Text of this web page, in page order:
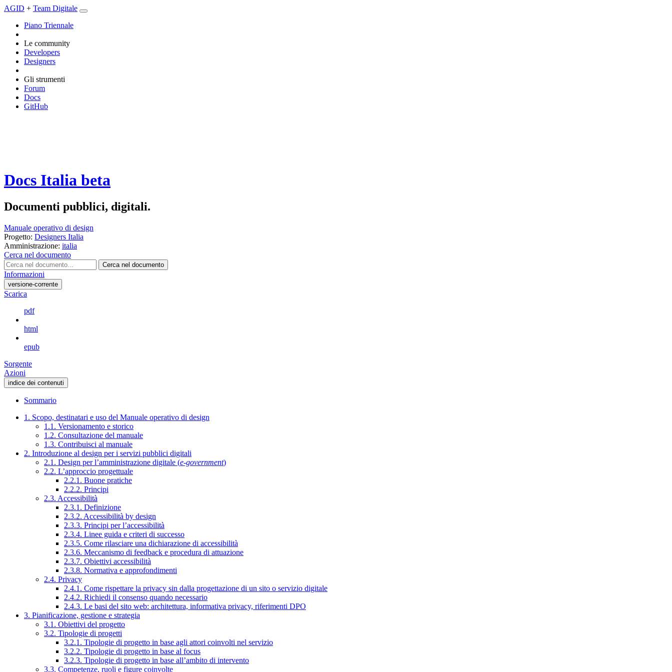
AGID + Team Digitale
Piano Triennale
Le community
Developers
Designers
Gli strumenti
Forum
Docs
GitHub
Docs Italia beta
Documenti pubblici, digitali.
Manuale operativo di design
Progetto: Designers Italia
Amministrazione: italia
Cerca nel documento
Cerca nel documento
Informazioni
versione-corrente
Scarica
pdf
html
epub
Sorgente
Azioni
indice dei contenuti
Sommario
1. Scopo, destinatari e uso del Manuale operativo di design
1.1. Versionamento e storico
1.2. Consultazione del manuale
1.3. Contribuisci al manuale
2. Introduzione al design per i servizi pubblici digitali
2.1. Design per l’amministrazione digitale (e-government)
2.2. L’approccio progettuale
2.2.1. Buone pratiche
2.2.2. Principi
2.3. Accessibilità
2.3.1. Definizione
2.3.2. Accessibilità by design
2.3.3. Principi per l’accessibilità
2.3.4. Linee guida e criteri di successo
2.3.5. Come rilasciare una dichiarazione di accessibilità
2.3.6. Meccanismo di feedback e procedura di attuazione
2.3.7. Obiettivi accessibilità
2.3.8. Normativa e approfondimenti
2.4. Privacy
2.4.1. Come rispettare la privacy sin dalla progettazione di un sito o servizio digitale
2.4.2. Richiedi il consenso quando necessario
2.4.3. Le basi del sito web: architettura, informativa privacy, riferimenti DPO
3. Pianificazione, gestione e strategia
3.1. Obiettivi del progetto
3.2. Tipologie di progetti
3.2.1. Tipologie di progetto in base agli attori coinvolti nel servizio
3.2.2. Tipologie di progetto in base al focus
3.2.3. Tipologie di progetto in base all’ambito di intervento
3.3. Competenze, ruoli e figure coinvolte